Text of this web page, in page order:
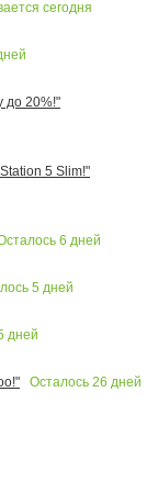
сегодня
до 20%!"
5 Slim!"
6 дней
5 дней
дней
Осталось 26 дней